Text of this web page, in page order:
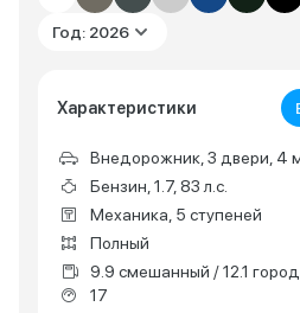
Год: 2026
Характеристики
Внедорожник, 3 двери, 4
Бензин, 1.7, 83 л.с.
Механика, 5 ступеней
Полный
9.9 смешанный / 12.1
17